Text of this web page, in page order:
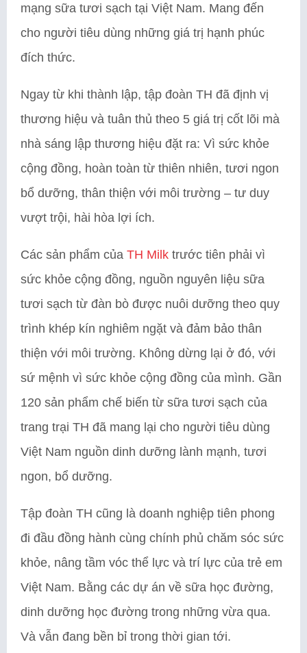
mạng sữa tươi sạch tại Việt Nam. Mang đến
cho người tiêu dùng những giá trị hạnh phúc
đích thức.
Ngay từ khi thành lập, tập đoàn TH đã định vị
thương hiệu và tuân thủ theo 5 giá trị cốt lõi mà
nhà sáng lập thương hiệu đặt ra: Vì sức khỏe
cộng đồng, hoàn toàn từ thiên nhiên, tươi ngon
bổ dưỡng, thân thiện với môi trường – tư duy
vượt trội, hài hòa lợi ích.
Các sản phẩm của TH Milk trước tiên phải vì
sức khỏe cộng đồng, nguồn nguyên liệu sữa
tươi sạch từ đàn bò được nuôi dưỡng theo quy
trình khép kín nghiêm ngặt và đảm bảo thân
thiện với môi trường. Không dừng lại ở đó, với
sứ mệnh vì sức khỏe cộng đồng của mình. Gần
120 sản phẩm chế biến từ sữa tươi sạch của
trang trại TH đã mang lại cho người tiêu dùng
Việt Nam nguồn dinh dưỡng lành mạnh, tươi
ngon, bổ dưỡng.
Tập đoàn TH cũng là doanh nghiệp tiên phong
đi đầu đồng hành cùng chính phủ chăm sóc sức
khỏe, nâng tầm vóc thể lực và trí lực của trẻ em
Việt Nam. Bằng các dự án về sữa học đường,
dinh dưỡng học đường trong những vừa qua.
Và vẫn đang bền bỉ trong thời gian tới.